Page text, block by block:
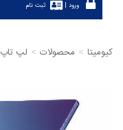
ورود | ثبت نام
کیومیتا محصولات لپ‌ تاپ